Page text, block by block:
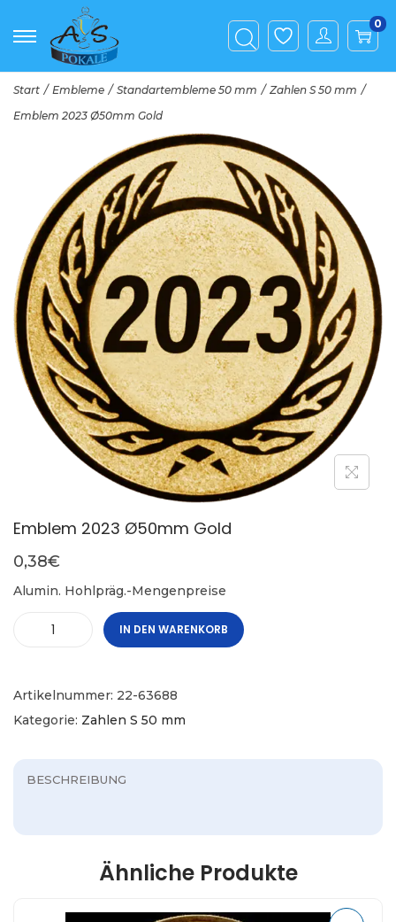
0
Start / Embleme / Standartembleme 50 mm / Zahlen S 50 mm /
Emblem 2023 Ø50mm Gold
Emblem 2023 Ø50mm Gold
0,38€
Alumin. Hohlpräg.-Mengenpreise
IN DEN WARENKORB
Artikelnummer: 22-63688
Kategorie: Zahlen S 50 mm
BESCHREIBUNG
Ähnliche Produkte